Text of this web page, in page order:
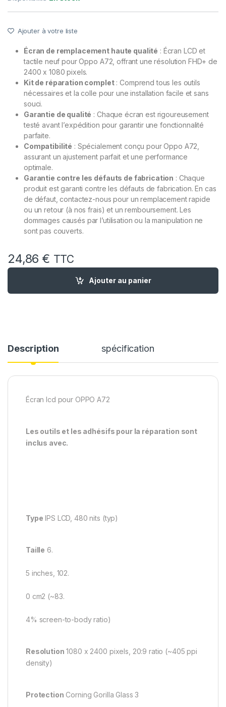
Ajouter à votre liste
Écran de remplacement haute qualité : Écran LCD et
tactile neuf pour Oppo A72, offrant une résolution FHD+ de
2400 x 1080 pixels.
Kit de réparation complet: Comprend tous les outils
nécessaires et la colle pour une installation facile et sans
souci.
Garantie de qualité : Chaque écran est rigoureusement
testé avant l’expédition pour garantir une fonctionnalité
parfaite.
Compatibilité : Spécialement conçu pour Oppo A72,
assurant un ajustement parfait et une performance
optimale.
Garantie contre les défauts de fabrication : Chaque
produit est garanti contre les défauts de fabrication. En cas
de défaut, contactez-nous pour un remplacement rapide
ou un retour (à nos frais) et un remboursement. Les
dommages causés par l’utilisation ou la manipulation ne
sont pas couverts.
24,86 € TTC
quantité de Ecran LCD Remplacement pour OPPO A72 +
Ajouter au panier
Description spécification
Écran lcd pour OPPO A72
Les outils et les adhésifs pour la réparation sont
inclus avec.
Type IPS LCD, 480 nits (typ)
Taille 6.
5 inches, 102.
0 cm2 (~83.
4% screen-to-body ratio)
Resolution 1080 x 2400 pixels, 20:9 ratio (~405 ppi
density)
Protection Corning Gorilla Glass 3